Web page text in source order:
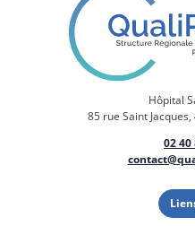
Hôpital
85 rue Saint
02 40